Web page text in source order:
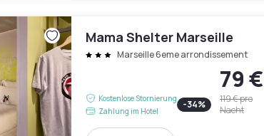
Mama Shelter Marseille
Marseille 6eme arrondissement
Kostenlose Stornierung
Zahlung im Hotel
79 €
-34% 119 €pro
Nacht